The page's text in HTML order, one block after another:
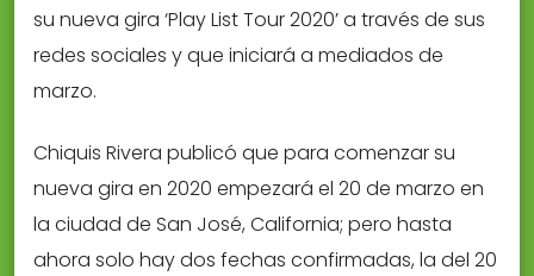
su nueva gira ‘Play List Tour 2020’ a través de sus
redes sociales y que iniciará a mediados de
marzo.
Chiquis Rivera publicó que para comenzar su
nueva gira en 2020 empezará el 20 de marzo en
la ciudad de San José, California; pero hasta
ahora solo hay dos fechas confirmadas, la del 20